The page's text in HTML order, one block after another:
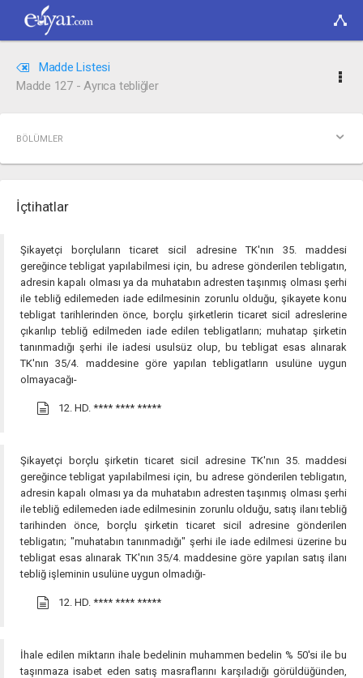
Madde Listesi
Madde 127 - Ayrıca tebliğler
BÖLÜMLER
İçtihatlar
Şikayetçi borçluların ticaret sicil adresine TK'nın 35. maddesi
gereğince tebligat yapılabilmesi için, bu adrese gönderilen tebligatın,
adresin kapalı olması ya da muhatabın adresten taşınmış olması şerhi
ile tebliğ edilemeden iade edilmesinin zorunlu olduğu, şikayete konu
tebligat tarihlerinden önce, borçlu şirketlerin ticaret sicil adreslerine
çıkarılıp tebliğ edilmeden iade edilen tebligatların; muhatap şirketin
tanınmadığı şerhi ile iadesi usulsüz olup, bu tebligat esas alınarak
TK'nın 35/4. maddesine göre yapılan tebligatların usulüne uygun
olmayacağı-
12. HD. **** **** *****
Şikayetçi borçlu şirketin ticaret sicil adresine TK'nın 35. maddesi
gereğince tebligat yapılabilmesi için, bu adrese gönderilen tebligatın,
adresin kapalı olması ya da muhatabın adresten taşınmış olması şerhi
ile tebliğ edilemeden iade edilmesinin zorunlu olduğu, satış ilanı tebliğ
tarihinden önce, borçlu şirketin ticaret sicil adresine gönderilen
tebligatın; "muhatabın tanınmadığı" şerhi ile iade edilmesi üzerine bu
tebligat esas alınarak TK'nın 35/4. maddesine göre yapılan satış ilanı
tebliğ işleminin usulüne uygun olmadığı-
12. HD. **** **** *****
İhale edilen miktarın ihale bedelinin muhammen bedelin % 50'si ile bu
taşınmaza isabet eden satış masraflarını karşıladığı görüldüğünden,